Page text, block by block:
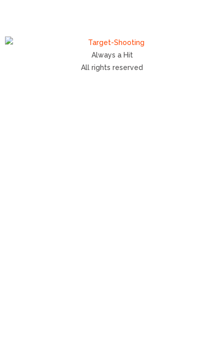
Always a Hit
All rights reserved